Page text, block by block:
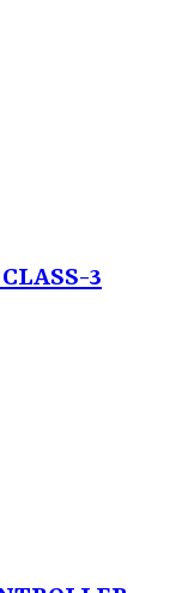
3